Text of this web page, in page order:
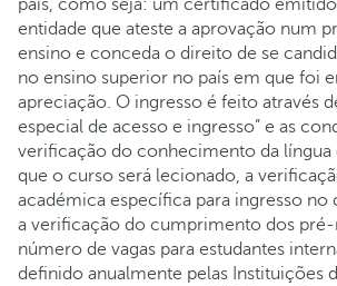
entidade que ateste a aprovação num
ensino e conceda o direito de se
no ensino superior no país em que foi
apreciação. O ingresso é feito através
especial de acesso e ingresso” e as
verificação do conhecimento da língua
que o curso será lecionado, a
académica específica para ingresso no
a verificação do cumprimento dos
número de vagas para estudantes
definido anualmente pelas Instituições